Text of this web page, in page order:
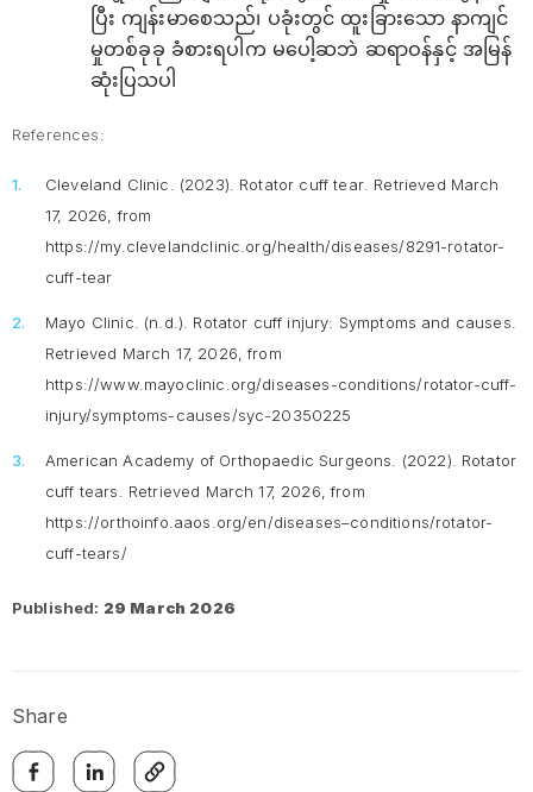
ပြီး ကျန်းမာစေသည်၊ ပခုံးတွင် ထူးခြားသော နာကျင်
မှုတစ်ခုခု ခံစားရပါက မပေါ့ဆဘဲ ဆရာဝန်နှင့် အမြန်
ဆုံးပြသပါ
References:
Cleveland Clinic. (2023). Rotator cuff tear. Retrieved March
17, 2026, from
https://my.clevelandclinic.org/health/diseases/8291-rotator-
cuff-tear
Mayo Clinic. (n.d.). Rotator cuff injury: Symptoms and causes
Retrieved March 17, 2026, from
https://www.mayoclinic.org/diseases-conditions/rotator-cuff-
injury/symptoms-causes/syc-20350225
American Academy of Orthopaedic Surgeons. (2022). Rotator
cuff tears
. Retrieved March 17, 2026, from
https://orthoinfo.aaos.org/en/diseases–conditions/rotator-
cuff-tears/
Published: 29 March 2026
Share